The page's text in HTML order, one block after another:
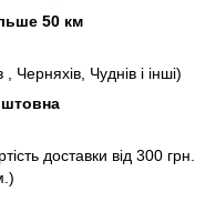
50 км
Черняхів, Чуднів і інші)
доставки від 300 грн.